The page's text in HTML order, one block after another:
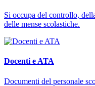
Si occupa del controllo,
delle mense scolastiche.
Docenti e ATA
Documenti del personale